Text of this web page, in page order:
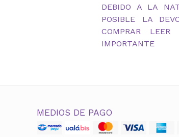
DEBIDO A LA
POSIBLE LA
COMPRAR
IMPORTANTE
MEDIOS DE PAGO